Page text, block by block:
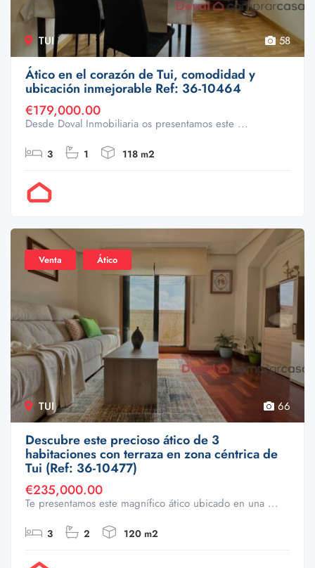
TUI 58
Ático en el corazón de Tui, comodidad y
ubicación inmejorable Ref: 36-10464
€179,000.00
Desde Doval Inmobiliaria os presentamos este ...
3 1 118 m2
TUI
Venta Ático
66
Descubre este precioso ático de 3
habitaciones con terraza en zona céntrica de
Tui (Ref: 36-10477)
€235,000.00
Te presentamos este magnífico ático ubicado en una ...
3 2 120 m2